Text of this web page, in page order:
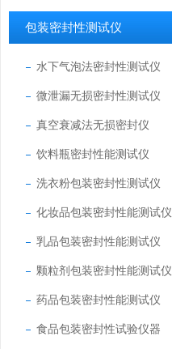
包装密封性测试仪
水下气泡法密封性测试仪
微泄漏无损密封性测试仪
真空衰减法无损密封仪
饮料瓶密封性能测试仪
洗衣粉包装密封性测试仪
化妆品包装密封性能测试仪
乳品包装密封性能测试仪
颗粒剂包装密封性能测试仪
药品包装密封性能测试仪
食品包装密封性试验仪器